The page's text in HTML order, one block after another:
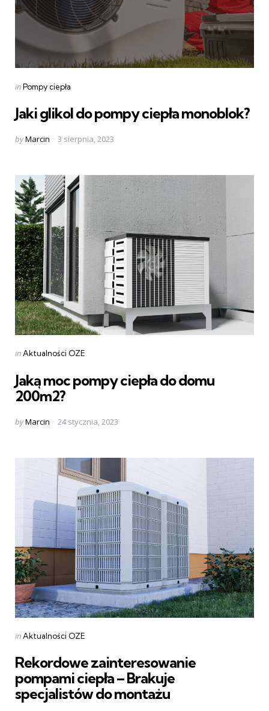
Categories
Posted
inPompy ciepła
Jaki glikol do pompy ciepła monoblok?
Posted
byMarcin 3 sierpnia, 2023
Categories
Posted
inAktualności OZE
Jaką moc pompy ciepła do domu
200m2?
Posted
byMarcin 24 stycznia, 2023
Categories
Posted
inAktualności OZE
Rekordowe zainteresowanie
pompami ciepła – Brakuje
specjalistów do montażu